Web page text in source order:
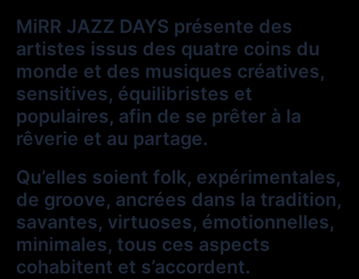
MiRR JAZZ DAYS présente des
artistes issus des quatre coins du
monde et des musiques créatives,
sensitives, équilibristes et
populaires, afin de se prêter à la
rêverie et au partage.
Qu’elles soient folk, expérimentales,
de groove, ancrées dans la tradition,
savantes, virtuoses, émotionnelles,
minimales, tous ces aspects
cohabitent et s’accordent.